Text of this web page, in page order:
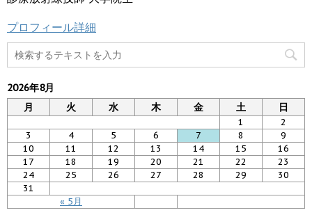
プロフィール詳細
2026年8月
月
火 水 木 金 土 日
« 5月
1
2
3
4 5 6 7 8
9
10
11 12 13 14 15
16
17
18 19 20 21 22
23
24
25 26 27 28 29
30
31